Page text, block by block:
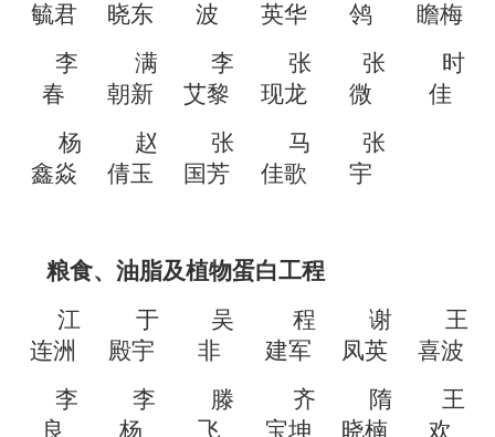
毓君
晓东
波
英华
鸰
瞻梅
李
春
满
朝新
李
艾黎
张
现龙
张
微
时
佳
杨
鑫焱
赵
倩玉
张
国芳
马
佳歌
张
宇
粮食、油脂及植物蛋白工程
江
连洲
于
殿宇
吴
非
程
建军
谢
凤英
王
喜波
李
良
李
杨
滕
飞
齐
宝坤
隋
晓楠
王
欢